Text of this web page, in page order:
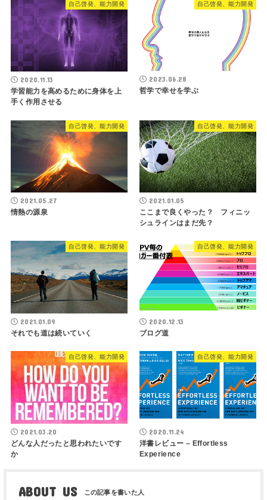
自己啓発、能力開発
2020.11.13
学習能力を高めるために身体を上
手く作用させる
自己啓発、能力開発
2023.06.28
哲学で幸せを学ぶ
自己啓発、能力開発
2021.05.27
情熱の源泉
自己啓発、能力開発
2021.01.05
ここまで良くやった？ フィニッ
シュラインはまだ先？
自己啓発、能力開発
2021.01.09
それでも道は続いていく
自己啓発、能力開発
2020.12.13
ブログ道
自己啓発、能力開発
2021.03.20
どんな人だったと思われたいです
か
自己啓発、能力開発
2020.11.24
洋書レビュー – Effortless
Experience
ABOUT US